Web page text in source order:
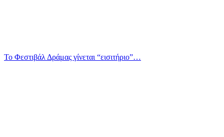
Το Φεστιβάλ Δράμας γίνεται “εισιτήριο”…